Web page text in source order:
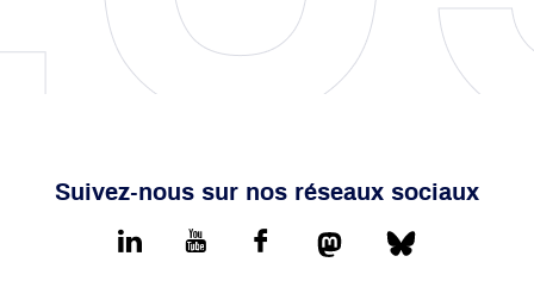
Suivez-nous sur nos réseaux sociaux
LinkedIn youtube FacebookMastodonBluesky